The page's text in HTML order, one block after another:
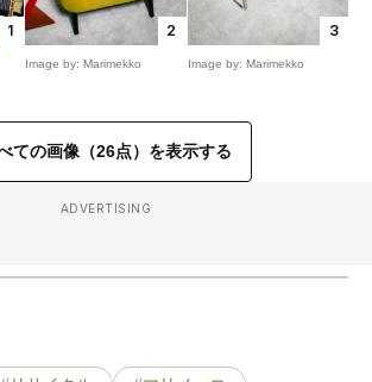
1 2
Image by: Marimekko
3
Image by: Marimekko
ての画像（26点）を表示する
ADVERTISING